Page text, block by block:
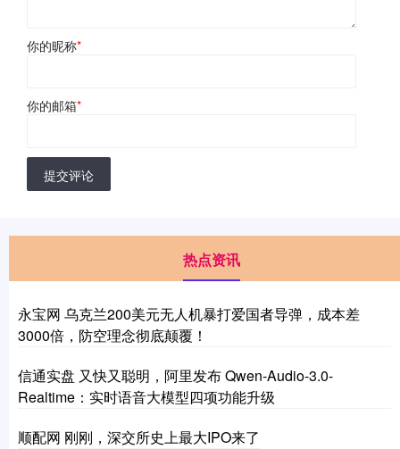
你的昵称*
你的邮箱*
提交评论
热点资讯
永宝网 乌克兰200美元无人机暴打爱国者导弹，成本差
3000倍，防空理念彻底颠覆！
信通实盘 又快又聪明，阿里发布 Qwen-Audio-3.0-
Realtime：实时语音大模型四项功能升级
顺配网 刚刚，深交所史上最大IPO来了